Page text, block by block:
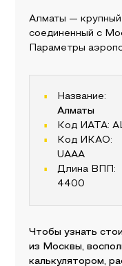
Алматы — крупный
соединенный с
Параметры
Название:
Алматы
Код ИАТА:
Код ИКАО:
UAAA
Длина ВПП:
4400
Чтобы узнать
из
Москвы,
калькулятором,